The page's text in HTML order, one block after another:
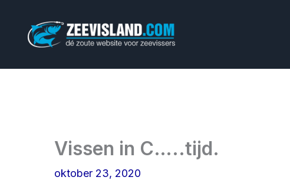
Vissen in C…..tijd.
oktober 23, 2020